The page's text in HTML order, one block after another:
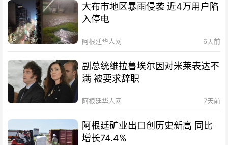
大布市地区暴雨侵袭 近4万用户陷
入停电
阿根廷华人网 6天前
副总统维拉鲁埃尔因对米莱表达不
满 被要求辞职
阿根廷华人网 7天前
阿根廷矿业出口创历史新高 同比
增长74.4%